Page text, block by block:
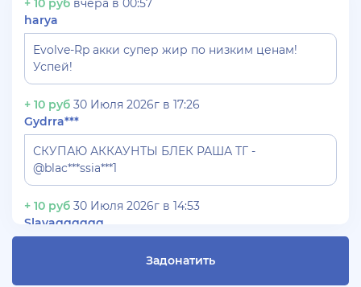
+ 10 руб вчера в 00:57
harya
Evolve-Rp акки супер жир по низким ценам!
Успей!
+ 10 руб 30 Июля 2026г в 17:26
Gydrra***
СКУПАЮ АККАУНТЫ БЛЕК РАША ТГ -
@blac***ssia***1
+ 10 руб 30 Июля 2026г в 14:53
Slavagggggg
Задонатить